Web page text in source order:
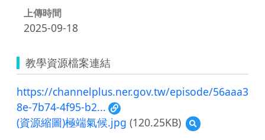
上傳時間
2025-09-18
教學資源檔案連結
https://channelplus.ner.gov.tw/episode/56aaa3
8e-7b74-4f95-b2...
(資源縮圖)極端氣候.jpg (120.25KB)
預
覽